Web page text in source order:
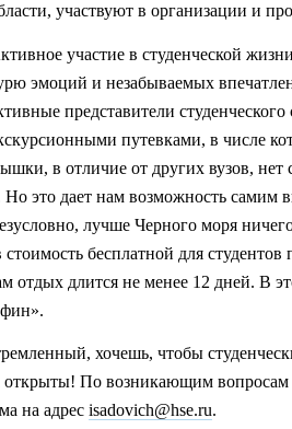
участвуют в организации и
участие в студенческой
эмоций и незабываемых
представители
путевками, в числе
в отличие от других вузов, нет
это дает нам возможность самим
лучше Черного моря
бесплатной для студентов
отдых длится не менее 12 дней. В
хочешь, чтобы
открыты! По возникающим вопросам
на адрес isadovich@hse.ru.